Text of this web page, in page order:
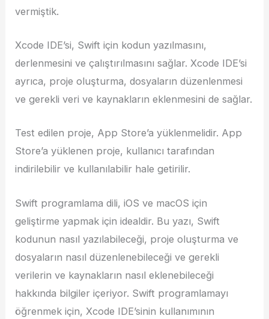
vermiştik.
Xcode IDE’si, Swift için kodun yazılmasını,
derlenmesini ve çalıştırılmasını sağlar. Xcode IDE’si
ayrıca, proje oluşturma, dosyaların düzenlenmesi
ve gerekli veri ve kaynakların eklenmesini de sağlar.
Test edilen proje, App Store’a yüklenmelidir. App
Store’a yüklenen proje, kullanıcı tarafından
indirilebilir ve kullanılabilir hale getirilir.
Swift programlama dili, iOS ve macOS için
geliştirme yapmak için idealdir. Bu yazı, Swift
kodunun nasıl yazılabileceği, proje oluşturma ve
dosyaların nasıl düzenlenebileceği ve gerekli
verilerin ve kaynakların nasıl eklenebileceği
hakkında bilgiler içeriyor. Swift programlamayı
öğrenmek için, Xcode IDE’sinin kullanımının